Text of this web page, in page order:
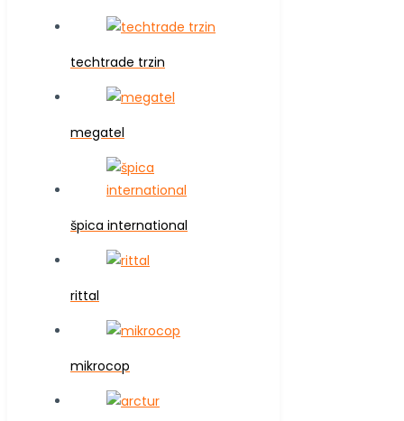
techtrade trzin
megatel
špica international
rittal
mikrocop